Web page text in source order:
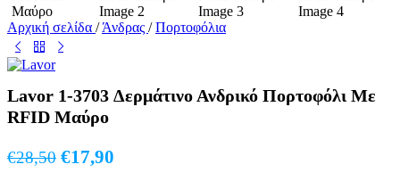
Αρχική σελίδα / Άνδρας / Πορτοφόλια
Lavor 1-3703 Δερμάτινο Ανδρικό Πορτοφόλι Με
RFID Μαύρο
€28,50 Original
€17,90